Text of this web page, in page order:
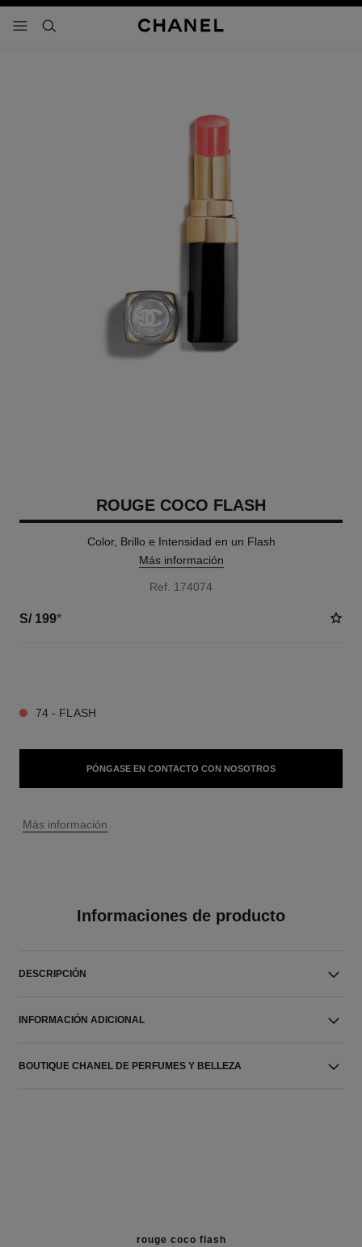
- navegación principal
buscar
ROUGE COCO FLASH
Color, Brillo e Intensidad en un Flash
Más información
Ref. 174074
S/ 199*
74 - FLASH
PÓNGASE EN CONTACTO CON NOSOTROS
↩
Más información
Informaciones de producto
DESCRIPCIÓN
INFORMACIÓN ADICIONAL
BOUTIQUE CHANEL DE PERFUMES Y BELLEZA
rouge coco flash